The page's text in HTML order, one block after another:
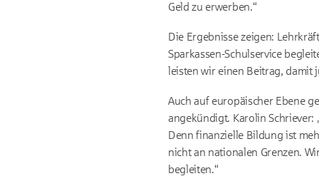
Geld zu erwerben.“
Die Ergebnisse zeigen:
Sparkassen-Schulservice
leisten wir einen Beitrag, damit
Auch auf europäischer Ebene
angekündigt. Karolin Schriever:
Denn finanzielle Bildung ist
nicht an nationalen Grenzen.
begleiten.“